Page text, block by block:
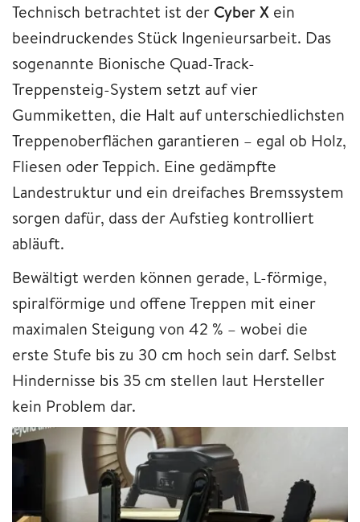
Technisch betrachtet ist der Cyber X ein
beeindruckendes Stück Ingenieursarbeit. Das
sogenannte Bionische Quad-Track-
Treppensteig-System setzt auf vier
Gummiketten, die Halt auf unterschiedlichsten
Treppenoberflächen garantieren – egal ob Holz,
Fliesen oder Teppich. Eine gedämpfte
Landestruktur und ein dreifaches Bremssystem
sorgen dafür, dass der Aufstieg kontrolliert
abläuft.
Bewältigt werden können gerade, L-förmige,
spiralförmige und offene Treppen mit einer
maximalen Steigung von 42 % – wobei die
erste Stufe bis zu 30 cm hoch sein darf. Selbst
Hindernisse bis 35 cm stellen laut Hersteller
kein Problem dar.